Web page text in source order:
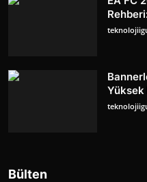
Yüksek
Bülten